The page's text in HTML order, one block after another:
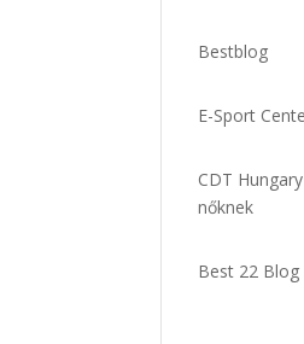
Bestblog
E-Sport
CDT
nőknek
Best 22 Blog